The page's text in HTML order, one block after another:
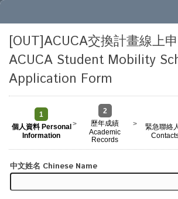
[OUT]ACUCA交換計畫線上
ACUCA Student Mobility
Application Form
1
個人資料 Personal
Information
>
2
歷年成績
Academic
Records
>
緊急聯絡
中文姓名 Chinese Name